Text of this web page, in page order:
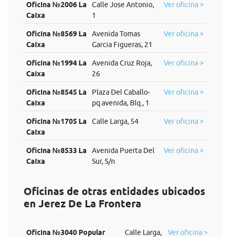
Oficina №2006 La
Caixa
Calle Jose Antonio,
1
Ver oficina >
Oficina №8569 La
Caixa
Avenida Tomas
Garcia Figueras, 21
Ver oficina >
Oficina №1994 La
Caixa
Avenida Cruz Roja,
26
Ver oficina >
Oficina №8545 La
Caixa
Plaza Del Caballo-
pq.avenida, Blq., 1
Ver oficina >
Oficina №1705 La
Caixa
Calle Larga, 54 Ver oficina >
Oficina №8533 La
Caixa
Avenida Puerta Del
Sur, S/n
Ver oficina >
Oficinas de otras entidades ubicados
en Jerez De La Frontera
Oficina №3040 Popular
Calle Larga,
Ver oficina >